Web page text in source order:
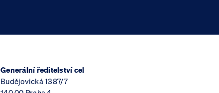
Generální ředitelství cel
Budějovická 1387/7